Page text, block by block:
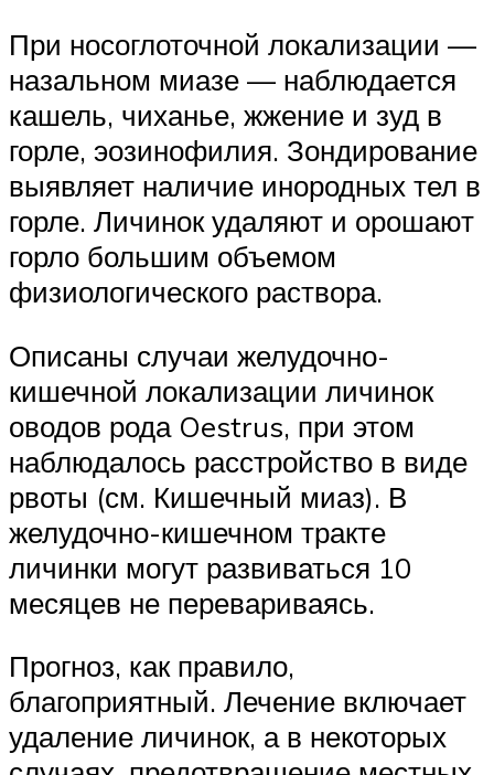
При носоглоточной локализации —
назальном миазе — наблюдается
кашель, чиханье, жжение и зуд в
горле, эозинофилия. Зондирование
выявляет наличие инородных тел в
горле. Личинок удаляют и орошают
горло большим объемом
физиологического раствора.
Описаны случаи желудочно-
кишечной локализации личинок
оводов рода Oestrus, при этом
наблюдалось расстройство в виде
рвоты (см. Кишечный миаз). В
желудочно-кишечном тракте
личинки могут развиваться 10
месяцев не перевариваясь.
Прогноз, как правило,
благоприятный. Лечение включает
удаление личинок, а в некоторых